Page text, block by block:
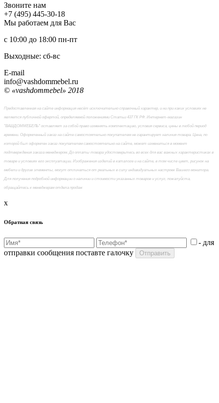
Звоните нам
+7 (495) 445-30-18
Мы работаем для Вас
с 10:00 до 18:00 пн-пт
Выходные: сб-вc
E-mail
info@vashdommebel.ru
© «vashdommebel» 2018
Предоставленная на сайте информация несёт исключительно справочный характер, и ни при каких условиях не
является публичной офертой, определяемой положениями Статьи 437 ГК РФ. Интернет-магазин
"ВАШДОММЕБЕЛЬ" оставляет за собой право изменять комплектацию, условия сервиса, цены в любой период
времени. Оформленный заказ на сайте самостоятельно покупателем не гарантирует наличия товара. Цена, по
которой был оформлен заказ покупателем самостоятельно на сайте, может измениться в момент
подтверждения заказа менеджером. До оплаты товара удостоверьтесь во всех для вас важных характеристиках в
товаре и условиях его эксплуатации. Изображения изделий в каталоге и на сайте, в том числе цвет, рисунок на
мебели и другие элементы, могут отличаться от реальных в силу индивидуальных настроек Вашего монитора.
Для получения подробной информации о наличии и стоимости указанных товаров и услуг, пожалуйста,
обращайтесь к менеджерам отдела продаж
x
Обратная связь
- для
отправки сообщения поставте галочку